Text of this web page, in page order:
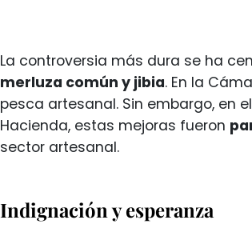
La controversia más dura se ha
merluza común y jibia. En la
pesca artesanal. Sin embargo, en
Hacienda, estas mejoras fueron
sector artesanal.
Indignación y esperanza